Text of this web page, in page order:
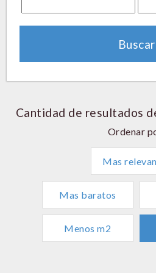
Cantidad de resultados
Ordenar
Mas
Mas baratos
Menos m2